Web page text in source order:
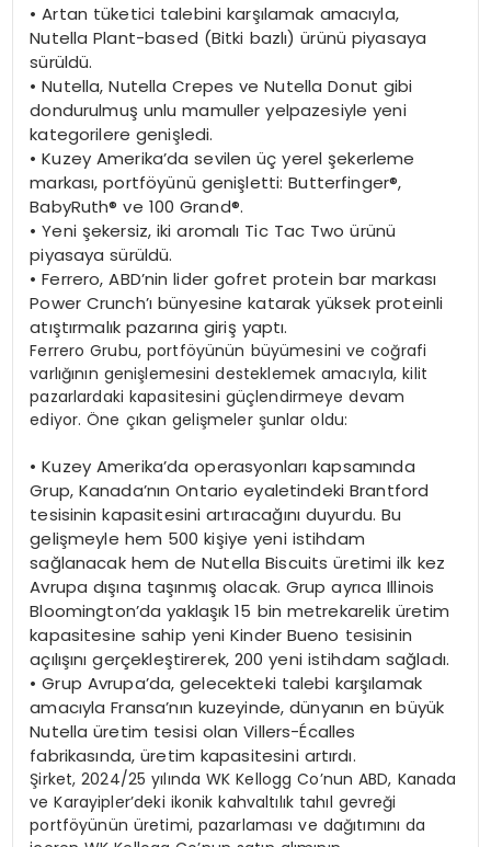
•Artan tüketici talebini karşılamak amacıyla,
Nutella Plant-based (Bitki bazlı) ürünü piyasaya
sürüldü.
•Nutella, Nutella Crepes ve Nutella Donut gibi
dondurulmuş unlu mamuller yelpazesiyle yeni
kategorilere genişledi.
•Kuzey Amerika’da sevilen üç yerel şekerleme
markası, portföyünü genişletti: Butterfinger®,
BabyRuth® ve 100 Grand®.
•Yeni şekersiz, iki aromalı Tic Tac Two ürünü
piyasaya sürüldü.
•Ferrero, ABD’nin lider gofret protein bar markası
Power Crunch’ı bünyesine katarak yüksek proteinli
atıştırmalık pazarına giriş yaptı.
Ferrero Grubu, portföyünün büyümesini ve coğrafi
varlığının genişlemesini desteklemek amacıyla, kilit
pazarlardaki kapasitesini güçlendirmeye devam
ediyor. Öne çıkan gelişmeler şunlar oldu:
•Kuzey Amerika’da operasyonları kapsamında
Grup, Kanada’nın Ontario eyaletindeki Brantford
tesisinin kapasitesini artıracağını duyurdu. Bu
gelişmeyle hem 500 kişiye yeni istihdam
sağlanacak hem de Nutella Biscuits üretimi ilk kez
Avrupa dışına taşınmış olacak. Grup ayrıca Illinois
Bloomington’da yaklaşık 15 bin metrekarelik üretim
kapasitesine sahip yeni Kinder Bueno tesisinin
açılışını gerçekleştirerek, 200 yeni istihdam sağladı.
•Grup Avrupa’da, gelecekteki talebi karşılamak
amacıyla Fransa’nın kuzeyinde, dünyanın en büyük
Nutella üretim tesisi olan Villers-Écalles
fabrikasında, üretim kapasitesini artırdı.
Şirket, 2024/25 yılında WK Kellogg Co’nun ABD, Kanada
ve Karayipler’deki ikonik kahvaltılık tahıl gevreği
portföyünün üretimi, pazarlaması ve dağıtımını da